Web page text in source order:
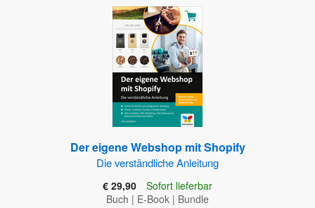
Der eigene Webshop mit Shopify
Die verständliche Anleitung
€ 29,90
Sofort lieferbar
Buch | E-Book | Bundle